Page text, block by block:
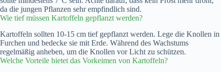
da die jungen Pflanzen sehr empfindlich sind.
Wie tief müssen Kartoffeln gepflanzt werden?
Kartoffeln sollten 10-15 cm tief gepflanzt werden. Lege die Knollen in
Furchen und bedecke sie mit Erde. Während des Wachstums
regelmäßig anheben, um die Knollen vor Licht zu schützen.
Welche Vorteile bietet das Vorkeimen von Kartoffeln?